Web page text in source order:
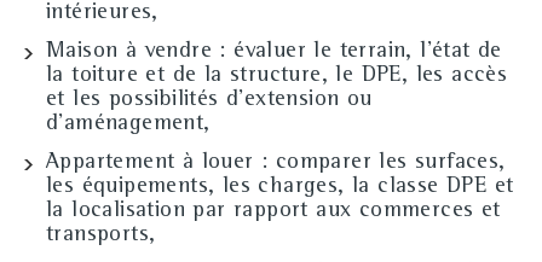
intérieures,
Maison à vendre : évaluer le terrain, l'état de
la toiture et de la structure, le DPE, les accès
et les possibilités d'extension ou
d'aménagement,
Appartement à louer : comparer les surfaces,
les équipements, les charges, la classe DPE et
la localisation par rapport aux commerces et
transports,